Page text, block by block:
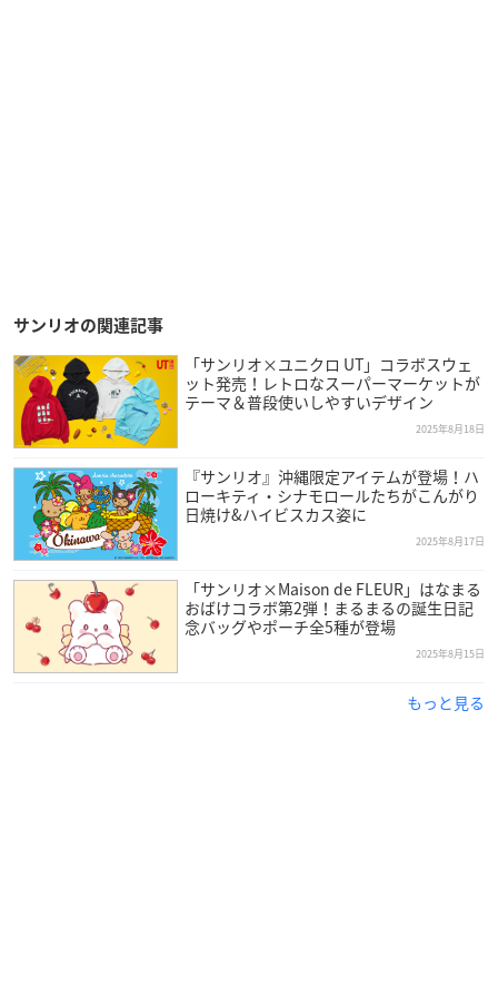
サンリオの関連記事
「サンリオ×ユニクロ UT」コラボスウェ
ット発売！レトロなスーパーマーケットが
テーマ＆普段使いしやすいデザイン
2025年8月18日
『サンリオ』沖縄限定アイテムが登場！ハ
ローキティ・シナモロールたちがこんがり
日焼け&ハイビスカス姿に
2025年8月17日
「サンリオ×Maison de FLEUR」はなまる
おばけコラボ第2弾！まるまるの誕生日記
念バッグやポーチ全5種が登場
2025年8月15日
もっと見る